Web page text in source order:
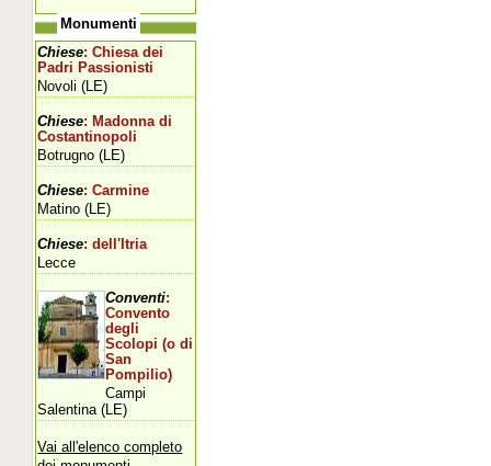
Monumenti
Chiese: Chiesa dei
Padri Passionisti
Novoli (LE)
Chiese: Madonna di
Costantinopoli
Botrugno (LE)
Chiese: Carmine
Matino (LE)
Chiese: dell'Itria
Lecce
Conventi:
Convento
degli
Scolopi (o di
San
Pompilio)
Campi
Salentina (LE)
Vai all'elenco completo